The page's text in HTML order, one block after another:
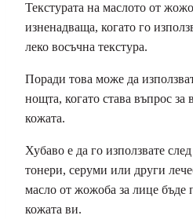
Текстурата на маслото от
изненадваща, когато го
леко восъчна текстура.
Поради това може да
нощта, когато става въпрос за
кожата.
Хубаво е да го използвате
тонери, серуми или други
масло от жожоба за лице бъде
кожата ви.